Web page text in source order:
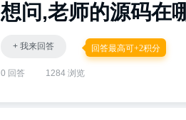
想问,老师的源码在
+ 我来回答 回答最高可+2积分
0 回答 1284 浏览